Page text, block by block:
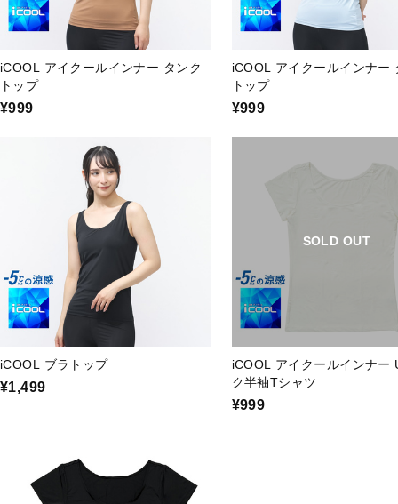
iCOOL アイクールインナー タンク
トップ
¥999
iCOOL アイクールインナー
トップ
¥999
iCOOL ブラトップ
¥1,499
SOLD OUT
iCOOL アイクールインナー
ク半袖Tシャツ
¥999